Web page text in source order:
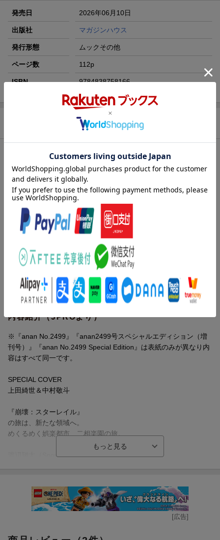
発売日 2026年06月10日
出版社 マガジンハウス
発行形態 ムックその他
ページ数 112p
ISBN 9784838758166
※『anan No.2499』『anan2499号スペシャルエディション（増
刊号）』『anan No.2499 Special Edition』は表紙のみが異なり内
容はすべて同一です。
SPECIAL COVER
上田綺世＆中村敬斗
『崩壊：スターレイル』
の旅は、新たな領域へ。
めくるめく娯楽都市、二相楽園の旅。
渡辺翔太（Snow Man）
月夜に君をさらいに。
呼吸と
体幹
インナー呼吸エクササイズでくびれ作り。
部位別体幹トレサーキット。
効果は? 料金は? 雰囲気は?
気になる呼吸と体幹スポットへGO!
中村敬斗
（サッカー日本代表）
世界の頂点へ。最高の景色を。
内容紹介（JPROより）
※『anan No.2499』『anan2499号スペシャルエディション（増
刊号）』『anan No.2499 Special Edition』は表紙のみが異なり内
容はすべて同一です。
SPECIAL COVER
上田綺世＆中村敬斗
『崩壊：スターレイル』
の旅は、新たな領域へ。
めくるめく娯楽都市、二相楽園の旅。
渡辺翔太（Snow Man）
カラダが自然に整う、引き締まる。
[広告]